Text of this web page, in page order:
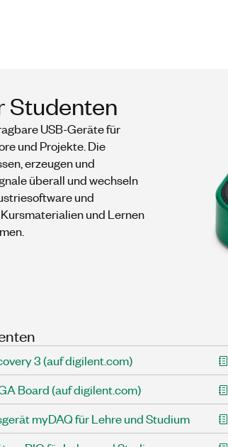
Studenten
USB-Geräte für
und Projekte. Die
erzeugen und
überall und wechseln
und
und Lernen
3 (auf digilent.com)
Board (auf digilent.com)
myDAQ für Lehre und Studium